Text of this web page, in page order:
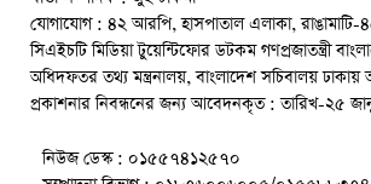
যোগাযোগ : ৪২ আরপি, হাসপাতাল এলাকা,
সিএইচটি মিডিয়া টুয়েন্টিফোর ডটকম গণপ্রজাতন্ত্রী
অধিদফতর তথ্য মন্ত্রনালয়, বাংলাদেশ সচিবালয়
প্রকাশনার নিবন্ধনের জন্য আবেদনকৃত : তারিখ-২৫
নিউজ ডেস্ক : ০১৫৫৭৪১২৫৭০